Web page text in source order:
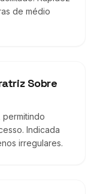
de médio
Sobre
permitindo
Indicada
irregulares.